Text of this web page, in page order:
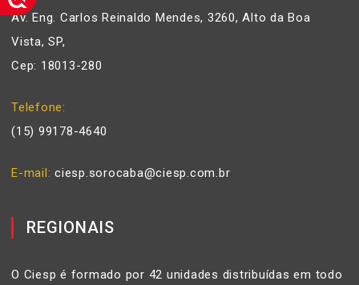
Av. Eng. Carlos Reinaldo Mendes, 3260, Alto da Boa
Vista, SP,
Cep: 18013-280
Telefone
(15) 99178-4640
E-mail ciesp.sorocaba@ciesp.com.br
REGIONAIS
O Ciesp é formado por 42 unidades distribuídas em todo